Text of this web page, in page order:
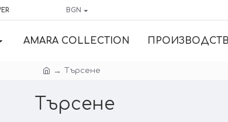
BGN
AMARA COLLECTION
Търсене
Търсене